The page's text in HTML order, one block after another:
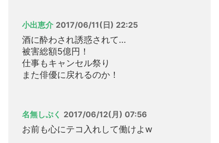
小出恵介 2017/06/11(日) 22:25
酒に酔わされ誘惑されて…
被害総額5億円！
仕事もキャンセル祭り
また俳優に戻れるのか！
名無しぷく 2017/06/12(月) 07:56
お前も心にテコ入れして働けよw